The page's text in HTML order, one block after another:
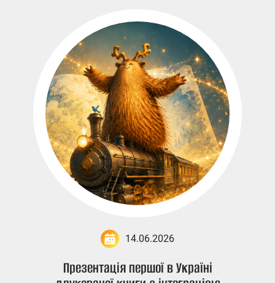
14.06.2026
Презентація першої в Україні